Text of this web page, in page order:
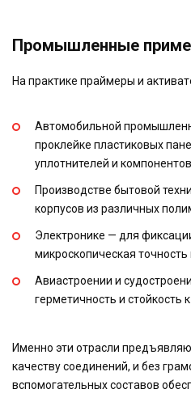
Промышленные
На практике праймеры и
Автомобильной
проклейке пластиковых
уплотнителей и
Производстве бытовой
корпусов из различных
Электронике — для
микроскопическая точность
Авиастроении и
герметичность и стойкость
Именно эти отрасли
качеству соединений, и без
вспомогательных составов